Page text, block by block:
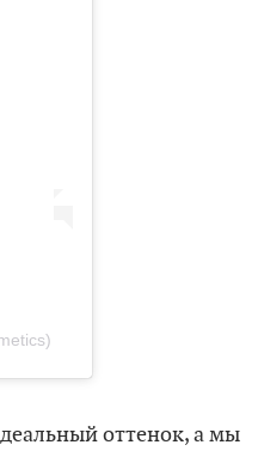
оттенок, а мы